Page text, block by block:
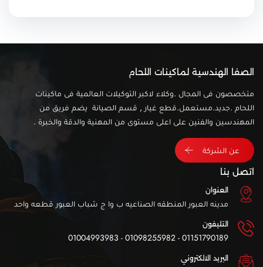
الصفا الهندسية لماكينات اللحام
متخصصون فى المجال .وكلاء لاكبر التوكيلات العالمية فى ماكينات
اللحام .جديد.مستعمل.قطع غيار , قسم الصيانة يضم فريق من
المهندسين والفنين على اعلى مستوى من المهنية والدقة والخبرة .
عن الشركة
اتصل بنا
العنوان
مدينه العبور المنطقه الصناعيه ب وا ج شباب العبور قطعه واحد
التليفون
01151790189 - 01098255982 - 01004993983
البريد الالكتروني